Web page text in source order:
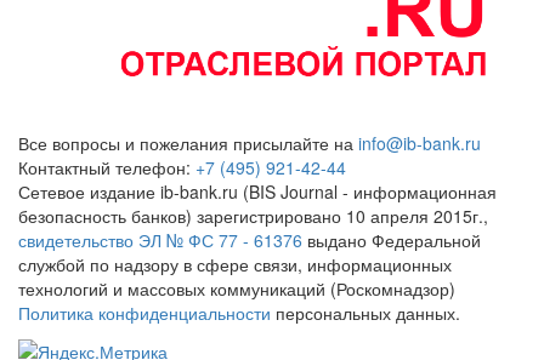
Все вопросы и пожелания присылайте на info@ib-bank.ru
Контактный телефон: +7 (495) 921-42-44
Сетевое издание ib-bank.ru (BIS Journal - информационная
безопасность банков) зарегистрировано 10 апреля 2015г.,
свидетельство ЭЛ № ФС 77 - 61376 выдано Федеральной
службой по надзору в сфере связи, информационных
технологий и массовых коммуникаций (Роскомнадзор)
Политика конфиденциальности персональных данных.